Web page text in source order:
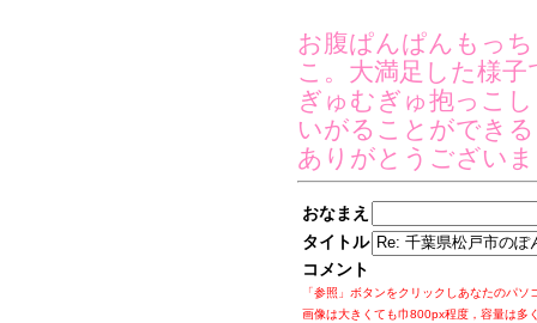
お腹ぱんぱんもっ
こ。大満足した様
ぎゅむぎゅ抱っこ
いがることができ
ありがとうござい
おなまえ
タイトル
コメント
「参照」ボタンをクリックしあなたのパ
画像は大きくても巾800px程度，容量は多